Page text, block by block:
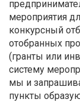
мероприятия
конкурсный
отобранных
(гранты или
систему
мы и
пункты